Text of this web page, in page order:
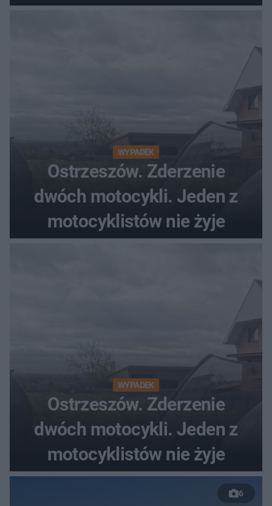
WYPADEK
Ostrzeszów. Zderzenie
dwóch motocykli. Jeden z
motocyklistów nie żyje
WYPADEK
Ostrzeszów. Zderzenie
dwóch motocykli. Jeden z
motocyklistów nie żyje
6